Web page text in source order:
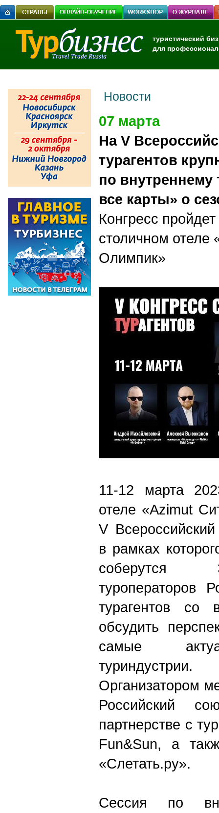
туристический
для
Новости
07 марта
На V
турагентов
по внутреннему
все карты» о
Конгресс
столичном отеле
Олимпик»
11-12 марта
отеле «Azimut
V Всероссийский
в рамках
соберутся
туроператоров
турагентов со
обсудить
самые
туриндустрии.
Организатором
Российский
партнерстве с
Fun&Sun, а
«Слетать.ру».
Сессия по